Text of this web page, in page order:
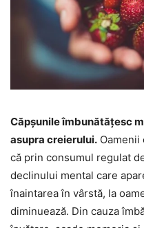
Căpșunile îmbunătățesc
asupra creierului. Oamenii
că prin consumul regulat
declinului mental care
înaintarea în vârstă, la
diminuează. Din cauza